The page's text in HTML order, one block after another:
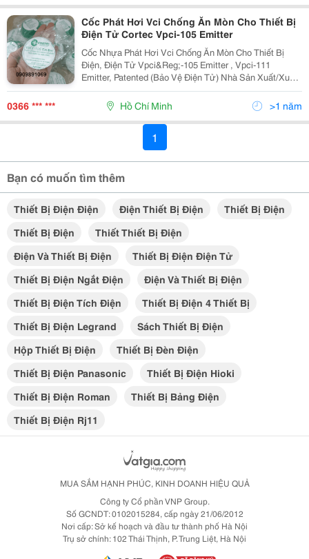
Cốc Phát Hơi Vci Chống Ăn Mòn Cho Thiết Bị
Điện Tử Cortec Vpci-105 Emitter
Cốc Nhựa Phát Hơi Vci Chống Ăn Mòn Cho Thiết Bị
Điện, Điện Tử Vpci&Reg;-105 Emitter , Vpci-111
Emitter, Patented (Bảo Vệ Điện Tử) Nhà Sản Xuất/Xuất
Xứ: Cortec/Usa Cốc Phát Vpci&Reg;-105 Emitter Mô Tả
Sản Phẩm Cốc Phát Cortec Vpci-105 Là...
0366 *** *** Hồ Chí Minh >1 năm
1
Bạn có muốn tìm thêm
Thiết Bị Điện Điện Điện Thiết Bị Điện
Thiết Bị Điện
Thiết Bị Điện
Thiết Thiết Bị Điện
Điện Và Thiết Bị Điện
Thiết Bị Điện Điện Tử
Thiết Bị Điện Ngắt Điện
Điện Và Thiết Bị Điện
Thiết Bị Điện Tích Điện
Thiết Bị Điện 4 Thiết Bị
Thiết Bị Điện Legrand
Sách Thiết Bị Điện
Hộp Thiết Bị Điện
Thiết Bị Đèn Điện
Thiết Bị Điện Panasonic
Thiết Bị Điện Hioki
Thiết Bị Điện Roman
Thiết Bị Bảng Điện
Thiết Bị Điện Rj11
MUA SẮM HẠNH PHÚC, KINH DOANH HIỆU QUẢ
Công ty Cổ phần VNP Group.
Số GCNDT: 0102015284, cấp ngày 21/06/2012
Nơi cấp: Sở kế hoạch và đầu tư thành phố Hà Nội
Trụ sở chính: 102 Thái Thịnh, P. Trung Liệt, Hà Nội